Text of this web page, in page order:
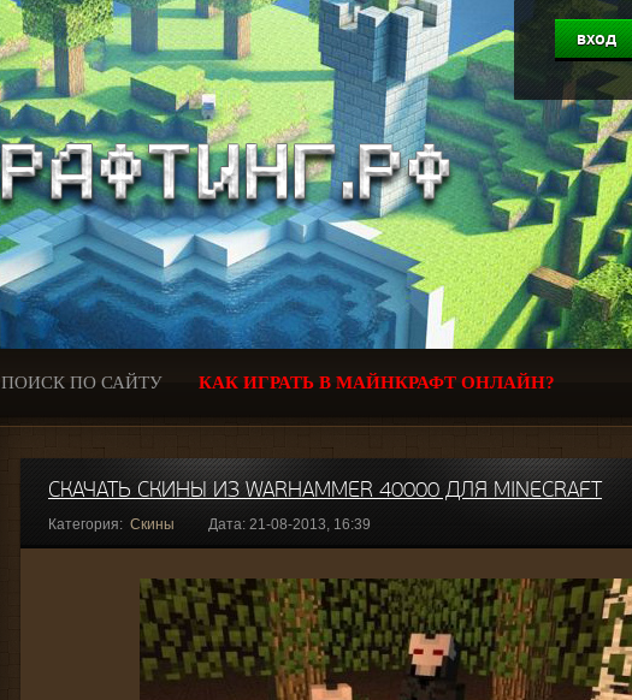
ВХОД
ПОИСК ПО САЙТУ КАК ИГРАТЬ В МАЙНКРАФТ ОНЛАЙН?
СКАЧАТЬ СКИНЫ ИЗ WARHAMMER 40000 ДЛЯ MINECRAFT
Категория: Скины Дата: 21-08-2013, 16:39